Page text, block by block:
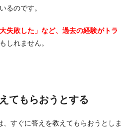
るのです。
失敗した」など、過去の経験がトラ
しれません。
てもらおうとする
、すぐに答えを教えてもらおうとしま